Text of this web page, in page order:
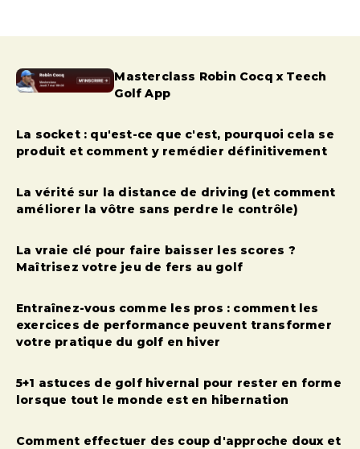
Masterclass Robin Cocq x Teech
Golf App
La socket : qu'est-ce que c'est, pourquoi cela se
produit et comment y remédier définitivement
La vérité sur la distance de driving (et comment
améliorer la vôtre sans perdre le contrôle)
La vraie clé pour faire baisser les scores ?
Maîtrisez votre jeu de fers au golf
Entraînez-vous comme les pros : comment les
exercices de performance peuvent transformer
votre pratique du golf en hiver
5+1 astuces de golf hivernal pour rester en forme
lorsque tout le monde est en hibernation
Comment effectuer des coup d'approche doux et